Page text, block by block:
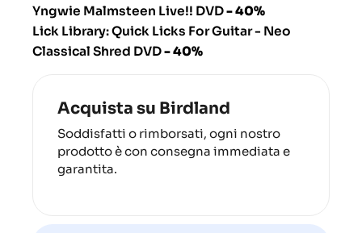
Yngwie Malmsteen Live!! DVD- 40%
Lick Library: Quick Licks For Guitar - Neo
Classical Shred DVD- 40%
Acquista su Birdland
Soddisfatti o rimborsati, ogni nostro
prodotto è con consegna immediata e
garantita.